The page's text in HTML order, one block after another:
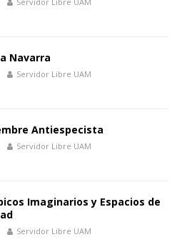
Navarra
Servidor Libre UAM
Antiespecista
Servidor Libre UAM
Imaginarios y Espacios de
Servidor Libre UAM